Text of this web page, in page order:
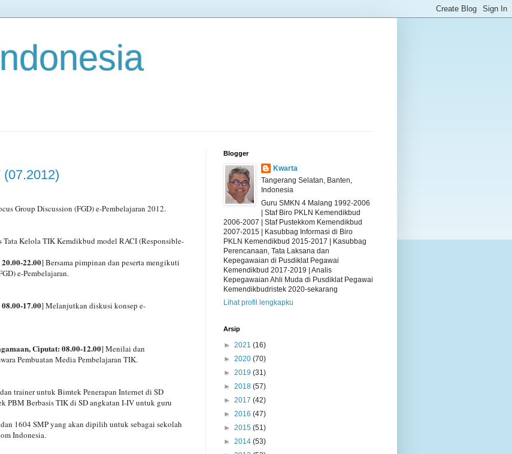
Group Discussion (FGD) e-Pembelajaran 2012.
Tata Kelola TIK Kemdikbud model RACI (Responsible-
22.00] Bersama pimpinan dan peserta mengikuti
e-Pembelajaran.
17.00] Melanjutkan diskusi konsep e-
Ciputat: 08.00-12.00] Menilai dan
Pembuatan Media Pembelajaran TIK.
trainer untuk Bimtek Penerapan Internet di SD
PBM Berbasis TIK di SD angkatan I-IV untuk guru
1604 SMP yang akan dipilih untuk sebagai sekolah
Indonesia.
Blogger
Kwarta
Tangerang Selatan, Banten,
Indonesia
Guru SMKN 4 Malang 1992-2006
| Staf Biro PKLN Kemendikbud
2006-2007 | Staf Pustekkom Kemendikbud
2007-2015 | Kasubbag Informasi di Biro
PKLN Kemendikbud 2015-2017 | Kasubbag
Perencanaan, Tata Laksana dan
Kepegawaian di Pusdiklat Pegawai
Kemendikbud 2017-2019 | Analis
Kepegawaian Ahli Muda di Pusdiklat Pegawai
Kemendikbudristek 2020-sekarang
Lihat profil lengkapku
Arsip
► 2021 (16)
► 2020 (70)
► 2019 (31)
► 2018 (57)
► 2017 (42)
► 2016 (47)
► 2015 (51)
► 2014 (53)